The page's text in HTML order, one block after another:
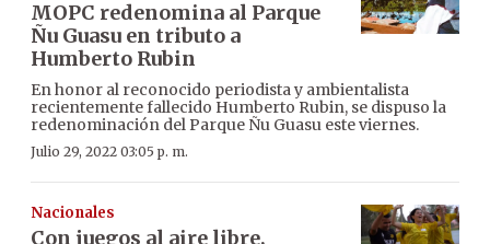
MOPC redenomina al Parque
Ñu Guasu en tributo a
Humberto Rubin
En honor al reconocido periodista y ambientalista
recientemente fallecido Humberto Rubin, se dispuso la
redenominación del Parque Ñu Guasu este viernes.
Julio 29, 2022 03:05 p. m.
Nacionales
Con juegos al aire libre,